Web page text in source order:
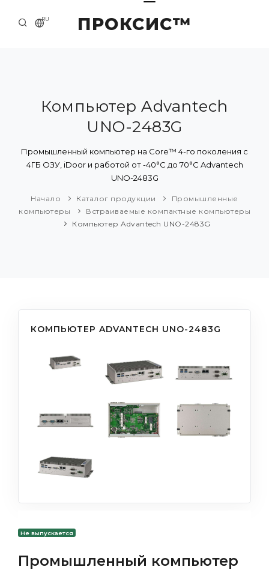
ПРОКСИС™
RU
О КОМПАНИИ
ПРИМЕРЫ И РЕШЕНИЯ
КАТАЛОГ ПРОДУКЦИИ
Компьютер Advantech
UNO-2483G
Промышленный компьютер на Core™ 4-го поколения с
4ГБ ОЗУ, iDoor и работой от -40°C до 70°C Advantech
UNO-2483G
Начало Каталог продукции
Промышленные
компьютеры
Встраиваемые компактные компьютеры
Компьютер Advantech UNO-2483G
КОМПЬЮТЕР ADVANTECH UNO-2483G
Не выпускается
Промышленный компьютер